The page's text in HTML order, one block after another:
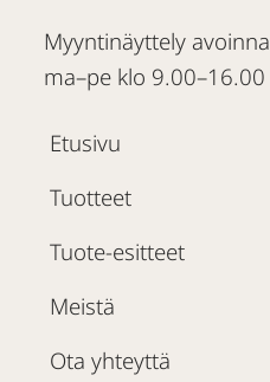
Myyntinäyttely avoinna
ma–pe klo 9.00–16.00
Etusivu
Tuotteet
Tuote-esitteet
Meistä
Ota yhteyttä